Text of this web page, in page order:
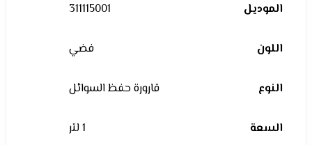
الموديل 311115001
اللون فضي
النوع قارورة حفظ السوائل
السعة 1 لتر